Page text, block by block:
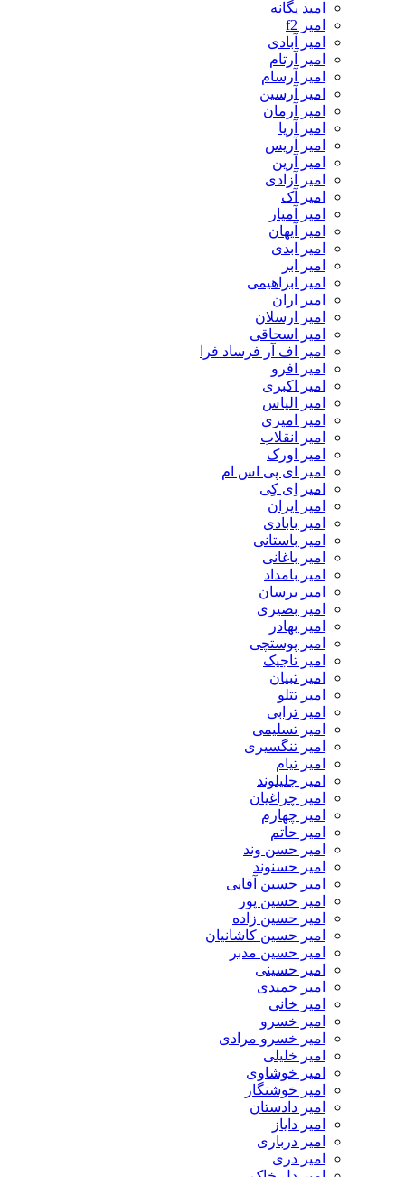
امید یگانه
امیر f2
امیر آبادی
امیر آرتام
امیر آرسام
امیر آرسین
امیر آرمان
امیر آریا
امیر آریس
امیر آرین
امیر آزادی
امیر آک
امیر آمیار
امیر آیهان
امیر ابدی
امیر ابر
امیر ابراهیمی
امیر اران
امیر ارسلان
امیر اسحاقی
امیر اف آر فرساد فرا
امیر افرو
امیر اکبری
امیر الیاس
امیر امیری
امیر انقلاب
امیر اورک
امیر ای پی اس ام
امیر اِی کِی
امیر ایران
امیر بابادی
امیر باستانی
امیر باغانی
امیر بامداد
امیر برسان
امیر بصیری
امیر بهادر
امیر پوستچی
امیر تاجیک
امیر تبیان
امیر تتلو
امیر ترابی
امیر تسلیمی
امیر تنگسیری
امیر تیام
امیر جلیلوند
امیر چراغیان
امیر چهارم
امیر حاتم
امیر حسن وند
امیر حسنوند
امیر حسین آقایی
امیر حسین پور
امیر حسین زاده
امیر حسین کاشانیان
امیر حسین مدبر
امیر حسینی
امیر حمیدی
امیر خانی
امیر خسرو
امیر خسرو مرادی
امیر خلیلی
امیر خوشاوی
امیر خوشنگار
امیر دادستان
امیر دایاز
امیر درباری
امیر دری